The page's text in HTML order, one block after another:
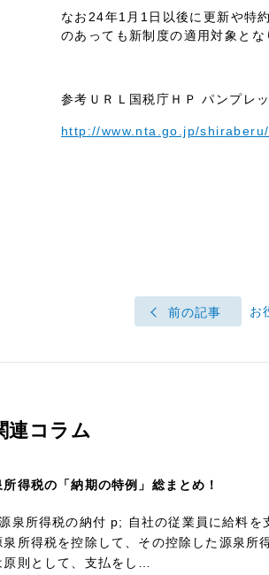
なお24年1月1日以後に更新や特
のあっても新制度の適用対象とな
参考ＵＲＬ国税庁ＨＰ パンプレ
http://www.nta.go.jp/
前の記事 お
連コラム
所得税の「納期の特例」総まとめ！
所得税の納付 p; 自社の従業員に給料を
泉所得税を控除して、その控除した源泉所
原則として、支払をし…